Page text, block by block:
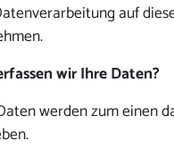
auf
wir Ihre Daten?
werden zum einen